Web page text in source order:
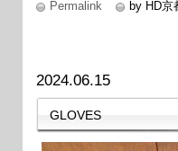
Permalink by HD京
2024.06.15
GLOVES